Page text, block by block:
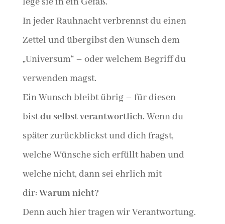
In jeder Rauhnacht verbrennst du einen
Zettel und übergibst den Wunsch dem
„Universum“ – oder welchem Begriff du
verwenden magst.
Ein Wunsch bleibt übrig – für diesen
bistdu selbst verantwortlich. Wenn du
später zurückblickst und dich fragst,
welche Wünsche sich erfüllt haben und
welche nicht, dann sei ehrlich mit
dir: Warum nicht?
Denn auch hier tragen wir Verantwortung.